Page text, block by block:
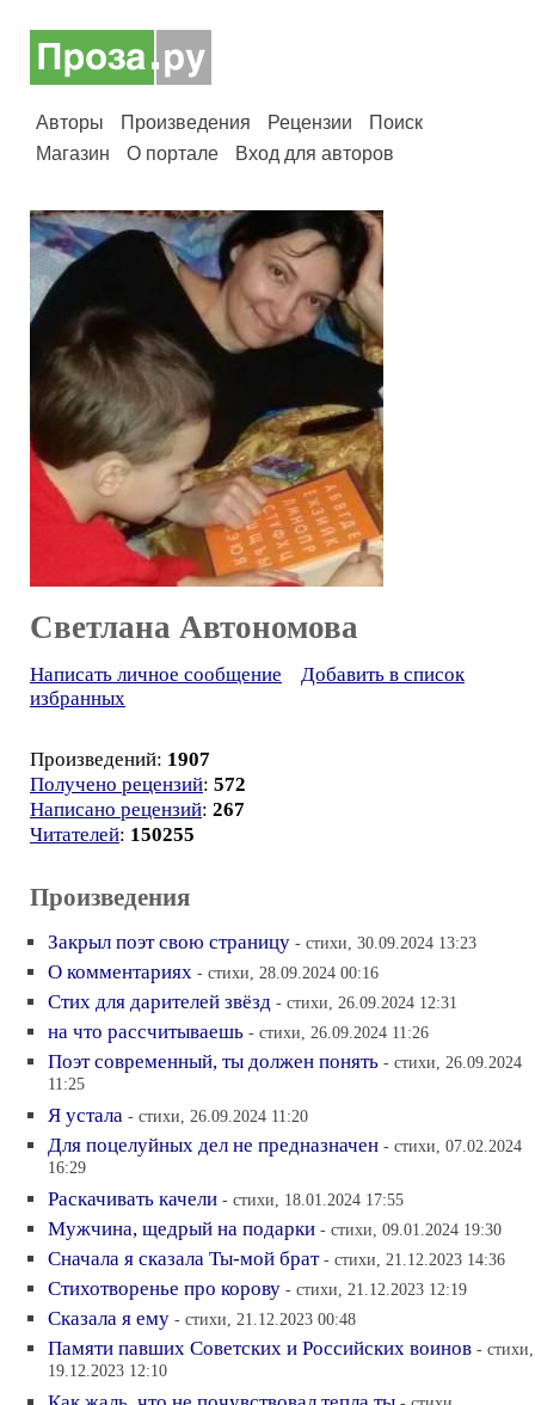
Авторы Произведения Рецензии
Поиск
Магазин
О портале Вход для авторов
Светлана Автономова
Написать личное сообщение
Добавить в список
избранных
Произведений: 1907
Получено рецензий: 572
Написано рецензий: 267
Читателей: 150255
Произведения
Закрыл поэт свою страницу - стихи, 30.09.2024 13:23
О комментариях - стихи, 28.09.2024 00:16
Стих для дарителей звёзд - стихи, 26.09.2024 12:31
на что рассчитываешь - стихи, 26.09.2024 11:26
Поэт современный, ты должен понять - стихи, 26.09.2024
11:25
Я устала - стихи, 26.09.2024 11:20
Для поцелуйных дел не предназначен - стихи, 07.02.2024
16:29
Раскачивать качели - стихи, 18.01.2024 17:55
Мужчина, щедрый на подарки - стихи, 09.01.2024 19:30
Сначала я сказала Ты-мой брат - стихи, 21.12.2023 14:36
Стихотворенье про корову - стихи, 21.12.2023 12:19
Сказала я ему - стихи, 21.12.2023 00:48
Памяти павших Советских и Российских воинов - стихи,
19.12.2023 12:10